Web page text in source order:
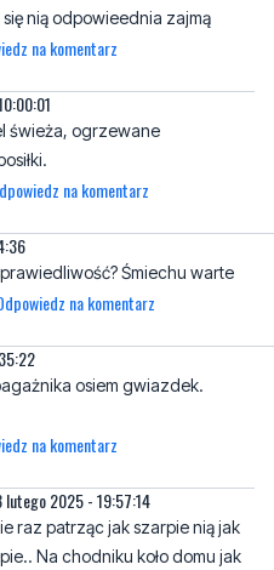
ogrzewane
na komentarz
Śmiechu warte
osiem gwiazdek.
na komentarz
2025 - 19:57:14
raz patrząc jak szarpie nią jak
chore na głowę wredne
na komentarz